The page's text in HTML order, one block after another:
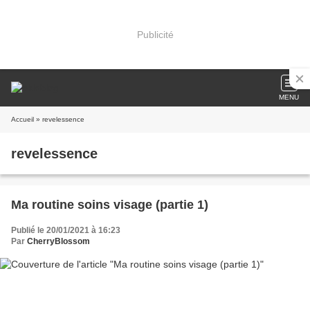
Publicité
MENU
Accueil » revelessence
revelessence
Ma routine soins visage (partie 1)
Publié le 20/01/2021 à 16:23
Par CherryBlossom